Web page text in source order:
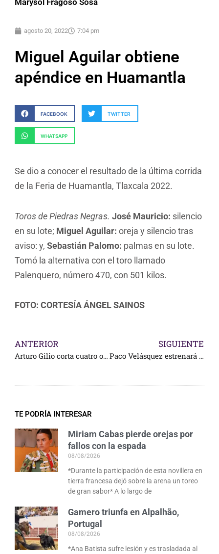
Marysol Fragoso Sosa
agosto 20, 2022 7:04 pm
Miguel Aguilar obtiene
apéndice en Huamantla
FACEBOOK TWITTER
WHATSAPP
Se dio a conocer el resultado de la última corrida
de la Feria de Huamantla, Tlaxcala 2022.
Toros de Piedras Negras. José Mauricio: silencio
en su lote; Miguel Aguilar: oreja y silencio tras
aviso: y, Sebastián Palomo: palmas en su lote.
Tomó la alternativa con el toro llamado
Palenquero, número 470, con 501 kilos.
FOTO: CORTESÍA ÁNGEL SAINOS
ANTERIOR
Arturo Gilio corta cuatro orejas en España
SIGUIENTE
Paco Velásquez estrenará doctorado en San Miguel de Allende
TE PODRÍA INTERESAR
Miriam Cabas pierde orejas por
fallos con la espada
08/08/2026
*Durante la participación de esta novillera en
tierra francesa dejó sobre la arena un toreo
de gran sabor* A lo largo de
Gamero triunfa en Alpalhão,
Portugal
08/08/2026
*Ana Batista sufre lesión y es trasladada al